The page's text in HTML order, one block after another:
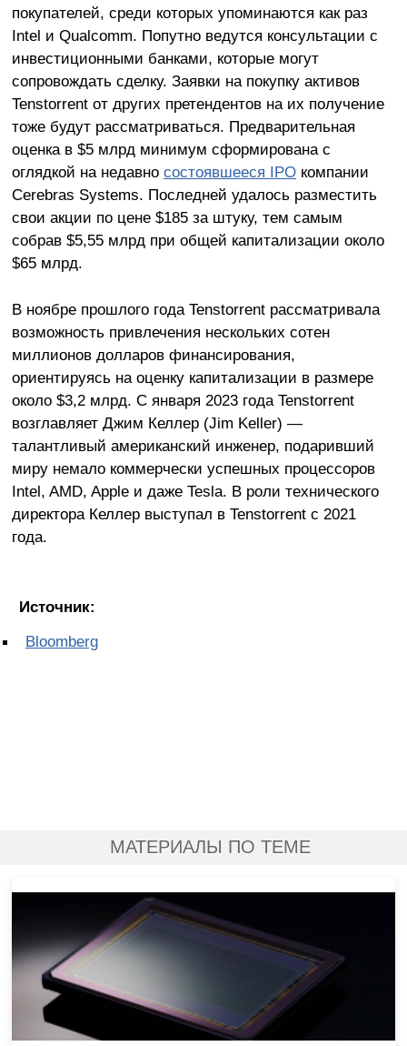
покупателей, среди которых упоминаются как раз
Intel и Qualcomm. Попутно ведутся консультации с
инвестиционными банками, которые могут
сопровождать сделку. Заявки на покупку активов
Tenstorrent от других претендентов на их получение
тоже будут рассматриваться. Предварительная
оценка в $5 млрд минимум сформирована с
оглядкой на недавно состоявшееся IPOкомпании
Cerebras Systems. Последней удалось разместить
свои акции по цене $185 за штуку, тем самым
собрав $5,55 млрд при общей капитализации около
$65 млрд.
В ноябре прошлого года Tenstorrent рассматривала
возможность привлечения нескольких сотен
миллионов долларов финансирования,
ориентируясь на оценку капитализации в размере
около $3,2 млрд. С января 2023 года Tenstorrent
возглавляет Джим Келлер (Jim Keller) —
талантливый американский инженер, подаривший
миру немало коммерчески успешных процессоров
Intel, AMD, Apple и даже Tesla. В роли технического
директора Келлер выступал в Tenstorrent с 2021
года.
Источник:
Bloomberg
МАТЕРИАЛЫ ПО ТЕМЕ